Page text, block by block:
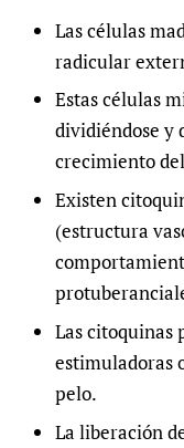
Las células
radicular
Estas células
dividiéndose y
crecimiento
Existen
(estructura
Las citoquinas
estimuladoras
pelo.
La liberación